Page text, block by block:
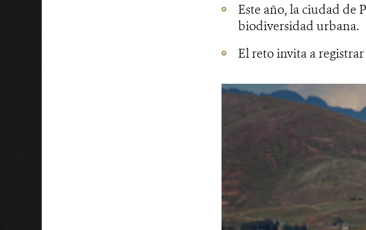
Este año, la ciudad de
biodiversidad urbana.
El reto invita a